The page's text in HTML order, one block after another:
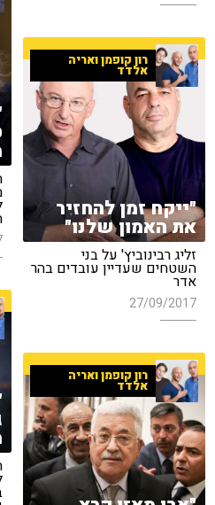
רון קופמן ואריה
אלדד
"ייקח זמן להחזיר
את האמון שלנו"
זליג רבינוביץ' על בני
השטחים שעדיין עובדים בהר
אדר
27/09/2017
רון קופמן ואריה
אלדד